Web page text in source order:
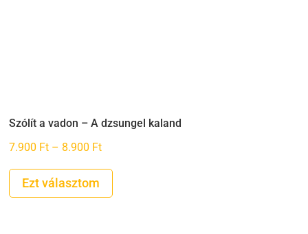
Szólít a vadon – A dzsungel kaland
7.900 Ft – 8.900 FtÁrtartomány:
8.900 Ft
Ezt választom